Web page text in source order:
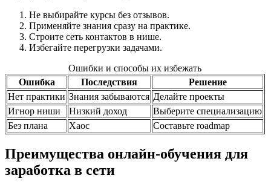
Не выбирайте курсы без отзывов.
Применяйте знания сразу на практике.
Строите сеть контактов в нише.
Избегайте перегрузки задачами.
Ошибки и способы их избежать
Ошибка
Последствия
Решение
Нет практики Знания забываются Делайте проекты
Игнор ниши
Низкий доход
Выберите специализацию
Без плана
Хаос Составьте roadmap
Преимущества онлайн-обучения для
заработка в сети